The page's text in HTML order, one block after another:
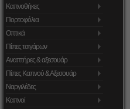
Καπνοθήκες
Πορτοφόλια
Οπτικά
Πίπες τσιγάρων
Αναπτήρες & αξεσουάρ
Πίπες Καπνού & Αξεσουάρ
Ναργιλέδες
Καπνοί